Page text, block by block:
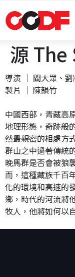
源 The
導演 │ 閻大眾、劉
製片 │ 陳韻竹
中國西部，青藏高
地理形態，奇跡般
然最親密的相處方
群山之中過著傳統
晚馬群是否會被狼
而，這種藏族千百
化的環境和高速的
鄉，時代的河流將
牧人，他將如何以